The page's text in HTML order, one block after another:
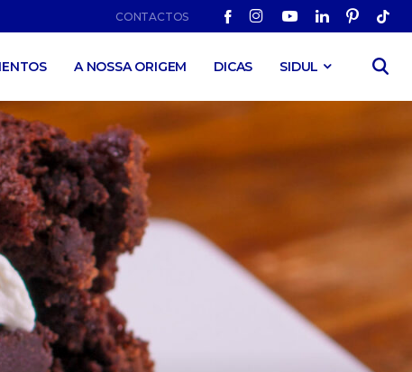
CONTACTOS
A NOSSA ORIGEM DICAS SIDUL